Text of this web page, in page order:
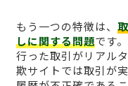
もう一つの特徴は、
しに関する問題です
行った取引がリアル
欺サイトでは取引が